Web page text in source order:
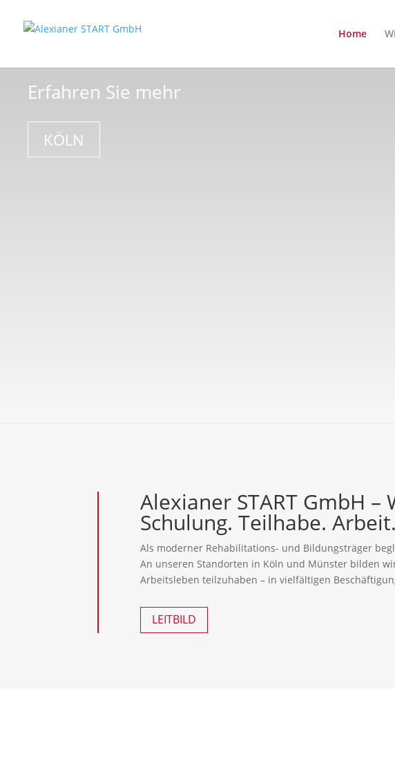
Home
Erfahren Sie mehr
KÖLN
Alexianer START GmbH
Schulung. Teilhabe.
Als moderner Rehabilitations- und Bildungsträger
An unseren Standorten in Köln und Münster bilden
Arbeitsleben teilzuhaben – in vielfältigen
LEITBILD